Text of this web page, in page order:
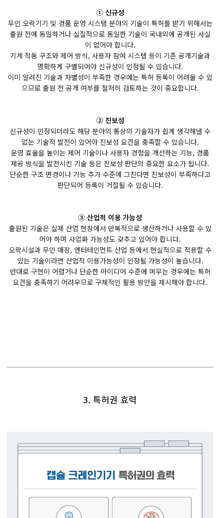
① 신규성
무인 오락기기 및 경품 운영 시스템 분야의 기술이 특허를 받기 위해서는
출원 전에 동일하거나 실질적으로 동일한 기술이 국내외에 공개된 사실
이 없어야 합니다.
기계 작동 구조와 제어 방식, 사용자 참여 시스템 등이 기존 공개기술과
명확하게 구별되어야 신규성이 인정될 수 있습니다.
이미 알려진 기술과 차별성이 부족한 경우에는 특허 등록이 어려울 수 있
으므로 출원 전 공개 여부를 철저히 검토하는 것이 중요합니다.
② 진보성
신규성이 인정되더라도 해당 분야의 통상의 기술자가 쉽게 생각해낼 수
없는 기술적 발전이 있어야 진보성 요건을 충족할 수 있습니다.
운영 효율을 높이는 제어 기술이나 사용자 경험을 개선하는 기능, 경품
제공 방식을 발전시킨 기술 등은 진보성 판단의 중요한 요소가 됩니다.
단순한 구조 변경이나 기능 추가 수준에 그친다면 진보성이 부족하다고
판단되어 등록이 거절될 수 있습니다.
③ 산업적 이용 가능성
출원된 기술은 실제 산업 현장에서 반복적으로 생산하거나 사용할 수 있
어야 하며 사업화 가능성도 갖추고 있어야 합니다.
오락시설과 무인 매장, 엔터테인먼트 산업 등에서 현실적으로 적용할 수
있는 기술이라면 산업적 이용가능성이 인정될 가능성이 높습니다.
반대로 구현이 어렵거나 단순한 아이디어 수준에 머무는 경우에는 특허
요건을 충족하기 어려우므로 구체적인 활용 방안을 제시해야 합니다.
3. 특허권 효력